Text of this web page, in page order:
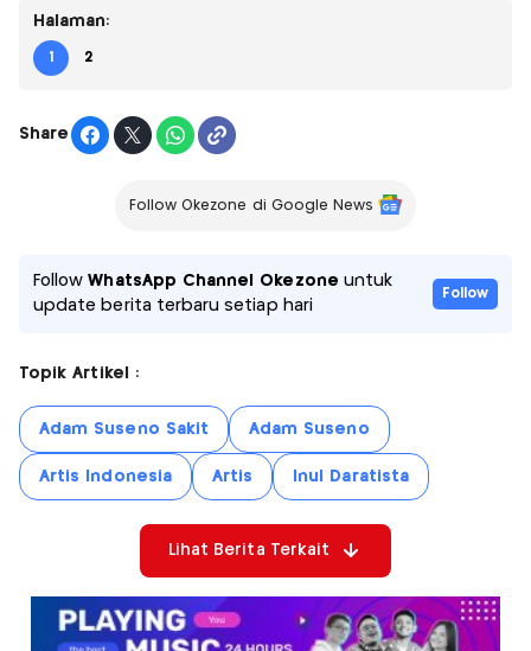
Halaman:
1 2
Share
Follow Okezone di Google News
FollowWhatsApp Channel Okezone untuk
update berita terbaru setiap hari
Follow
Topik Artikel :
Adam Suseno Sakit Adam Suseno
Artis Indonesia Artis Inul Daratista
Lihat Berita Terkait